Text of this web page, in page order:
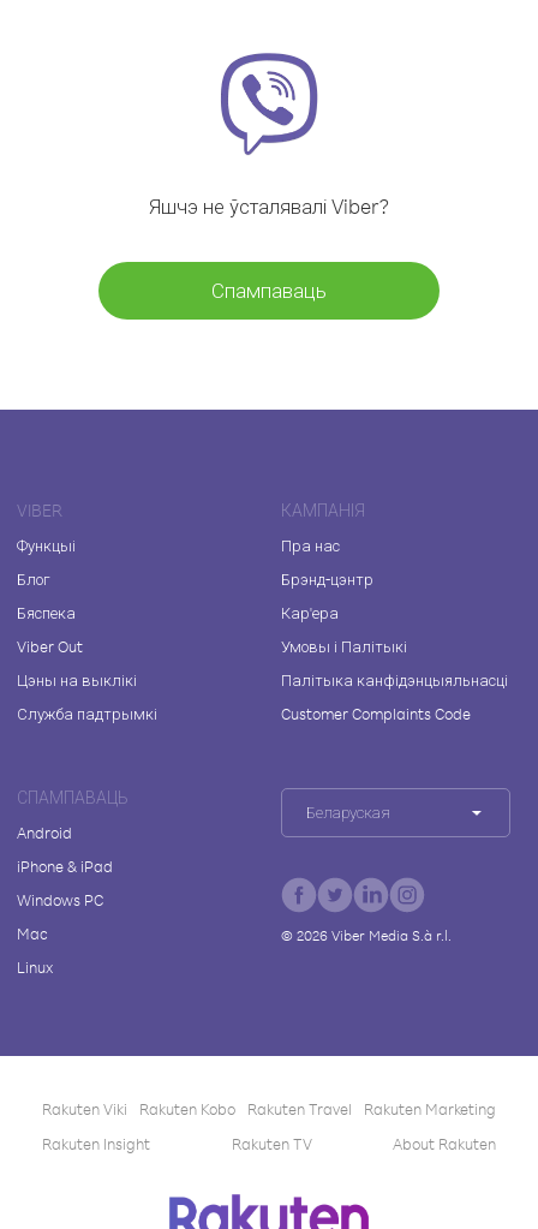
Яшчэ не ўсталявалі Viber?
Спампаваць
VIBER
Функцыі
Блог
Бяспека
Viber Out
Цэны на выклікі
Служба падтрымкі
КАМПАНІЯ
Пра нас
Брэнд-цэнтр
Кар'ера
Умовы і Палітыкі
Палітыка канфідэнцыяльнасці
Customer Complaints Code
СПАМПАВАЦЬ
Android
iPhone & iPad
Windows PC
Mac
Linux
Беларуская
© 2026Viber Media S.à r.l.
Rakuten Viki Rakuten Kobo Rakuten Travel
Rakuten Marketing
Rakuten Insight
Rakuten TV About Rakuten